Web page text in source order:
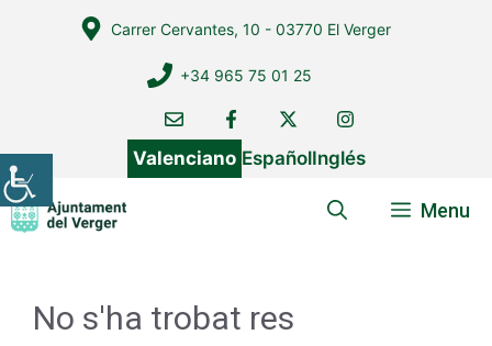
Carrer Cervantes, 10 - 03770 El Verger
+34 965 75 01 25
Valenciano EspañolInglés
Menu
No s'ha trobat res